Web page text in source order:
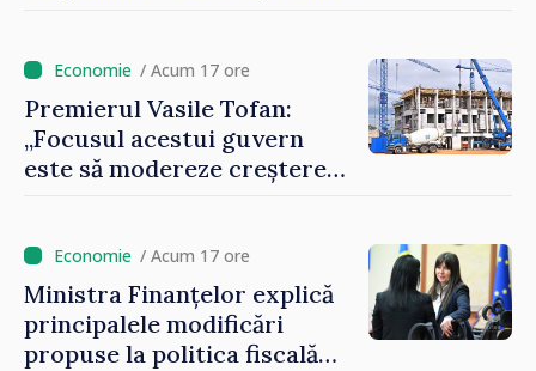
/ Acum 17 ore
Premierul Vasile Tofan:
„Focusul acestui guvern
este să modereze creșterea
/ Acum 17 ore
Ministra Finanțelor explică
principalele modificări
propuse la politica fiscală